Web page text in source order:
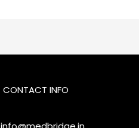
CONTACT INFO